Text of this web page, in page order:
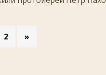
2 »